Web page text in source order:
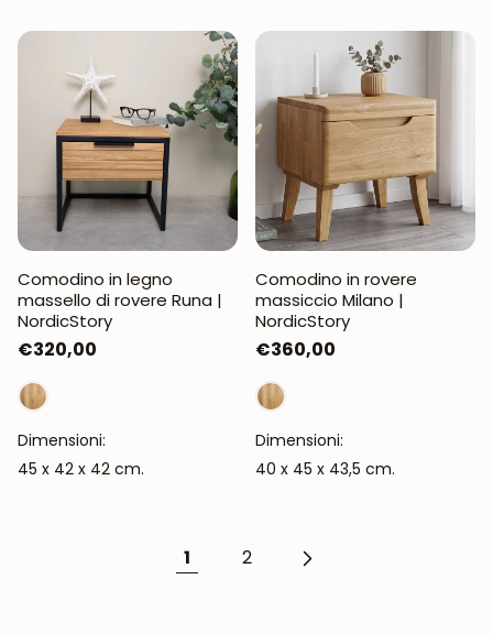
Comodino in legno
massello di rovere Runa |
NordicStory
Prezzo
normale
€320,00
Dimensioni:
45 x 42 x 42 cm.
Comodino in rovere
massiccio Milano |
NordicStory
Prezzo
normale
€360,00
Dimensioni:
40 x 45 x 43,5 cm.
1 2